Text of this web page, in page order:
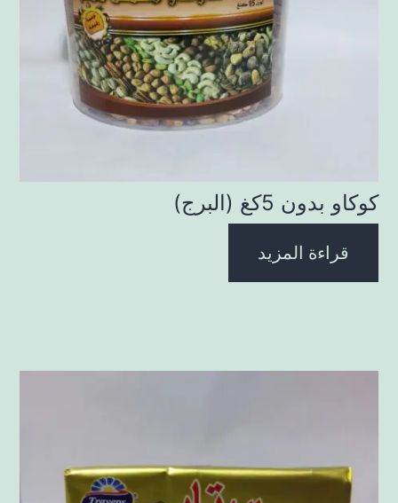
كوكاو بدون 5كغ (البرج)
قراءة المزيد